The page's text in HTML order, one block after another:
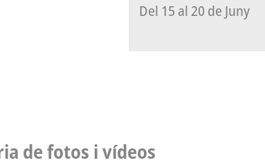
Del 15 al 20 de Juny
de fotos i vídeos